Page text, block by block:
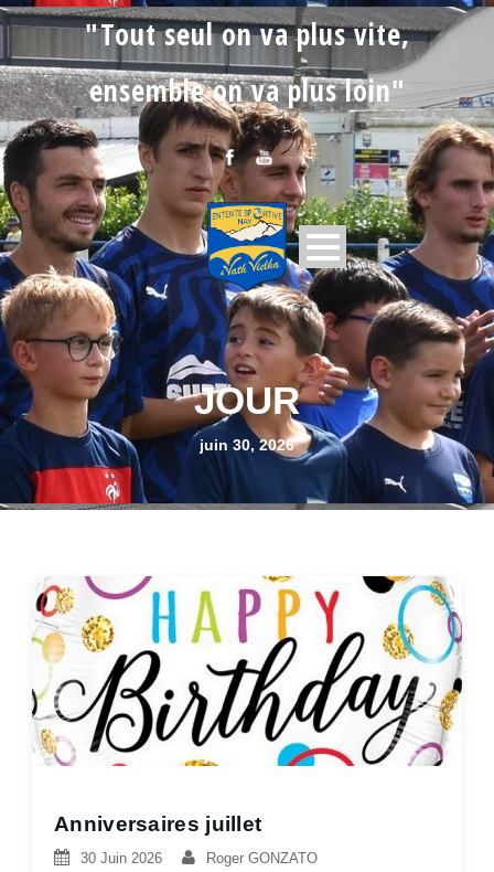
"Tout seul on va plus vite,
ensemble on va plus loin"
JOUR
juin 30, 2026
Anniversaires juillet
30 Juin 2026 Roger GONZATO